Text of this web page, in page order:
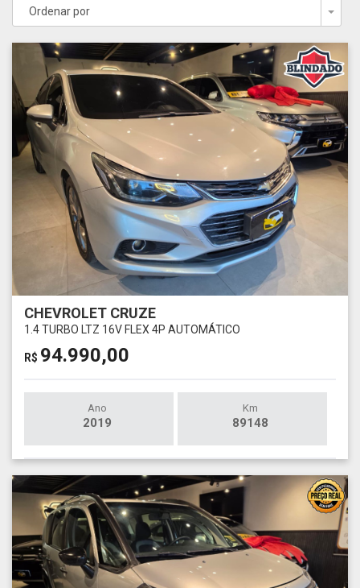
Ordenar por
CHEVROLET CRUZE
1.4 TURBO LTZ 16V FLEX 4P AUTOMÁTICO
R$ 94.990,00
Ano
2019
Km
89148